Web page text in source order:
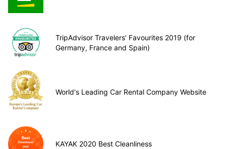
TripAdvisor Travelers’ Favourites 2019 (for
Germany, France and Spain)
World's Leading Car Rental Company Website
KAYAK 2020 Best Cleanliness